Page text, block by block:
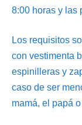
8:00 horas y las
Los requisitos
con vestimenta
espinilleras y
caso de ser
mamá, el papá